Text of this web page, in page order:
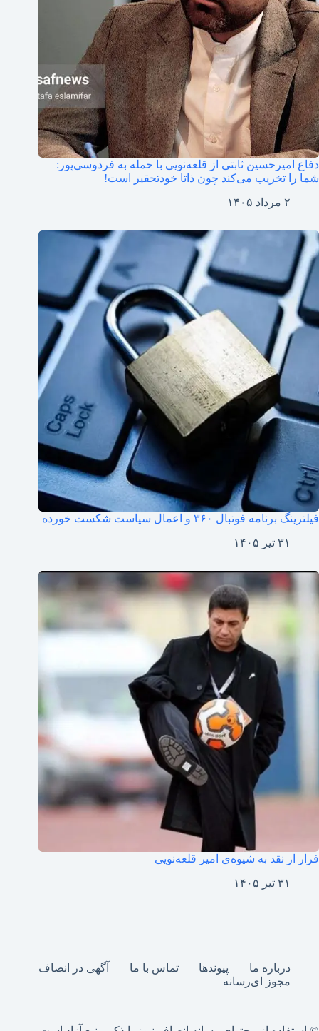
دفاع امیرحسین ثابتی از قلعه‌نویی با حمله به فردوسی‌پور:
شما را تخریب می‌کند چون ذاتا خودتحقیر است!
۲ مرداد ۱۴۰۵
فیلترینگ برنامه فوتبال ۳۶۰ و اعمال سیاست شکست خورده
۳۱ تیر ۱۴۰۵
فرار از نقد به شیوه‌ی امیر قلعه‌نویی
۳۱ تیر ۱۴۰۵
درباره ما پیوندها تماس با ما
آگهی در انصاف
مجوز ای‌رسانه